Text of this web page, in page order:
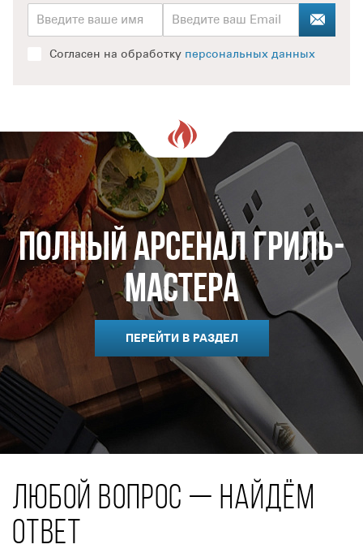
Качество грилей NAPOLEON® серии ROUGE
подтверждается внушительной гарантией. Этот гриль
нашим официальным партнёрам в вашем регионе!
Согласен на обработку персональных данных
Полный арсенал гриль-
мастера
ПЕРЕЙТИ В РАЗДЕЛ
ЛЮБОЙ ВОПРОС — НАЙДЁМ
ОТВЕТ